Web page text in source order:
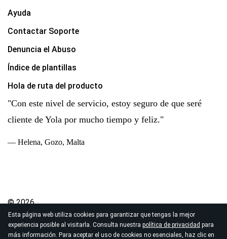
Esta página web utiliza cookies para garantizar que tengas la mejor
experiencia posible al visitarla. Consulta nuestra política de privacidad para
más información. Para aceptar el uso de cookies no esenciales, haz clic en
Ayuda
Contactar Soporte
Denuncia el Abuso
Índice de plantillas
Hola de ruta del producto
"Con este nivel de servicio, estoy seguro de que seré
cliente de Yola por mucho tiempo y feliz."
— Helena, Gozo, Malta
© 2026
Derechos de autor Yola Inc. Todos los derechos
reservados.